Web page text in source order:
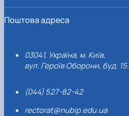
Поштова адреса
03041, Україна, м. Київ,
вул. Героїв Оборони, буд. 15.
(044) 527-82-42
rectorat@nubip.edu.ua